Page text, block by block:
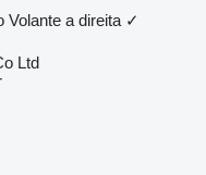
Volante a direita ✓
Ltd